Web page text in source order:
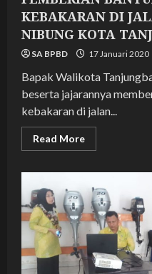
KEBAKARAN DI
NIBUNG KOTA
SA BPBD 17 Januari 2020
Bapak Walikota
beserta jajarannya
kebakaran di jalan...
Read MoreRead
more
KORBAN
KEBAKARAN
DI
JALAN
TUAMANG
TELUK
NIBUNG
KOTA